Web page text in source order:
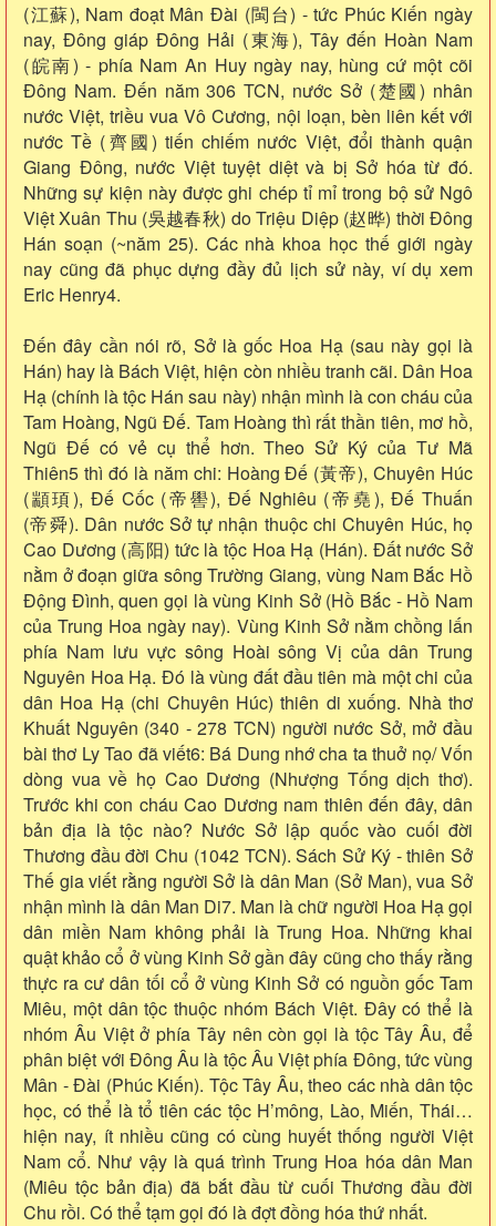
(江蘇), Nam đoạt Mân Đài (閩台) - tức Phúc Kiến ngày
nay, Đông giáp Đông Hải (東海), Tây đến Hoàn Nam
(皖南) - phía Nam An Huy ngày nay, hùng cứ một cõi
Đông Nam. Đến năm 306 TCN, nước Sở (楚國) nhân
nước Việt, triều vua Vô Cương, nội loạn, bèn liên kết với
nước Tề (齊國) tiến chiếm nước Việt, đổi thành quận
Giang Đông, nước Việt tuyệt diệt và bị Sở hóa từ đó.
Những sự kiện này được ghi chép tỉ mỉ trong bộ sử Ngô
Việt Xuân Thu (吳越春秋) do Triệu Diệp (赵晔) thời Đông
Hán soạn (~năm 25). Các nhà khoa học thế giới ngày
nay cũng đã phục dựng đầy đủ lịch sử này, ví dụ xem
Eric Henry4.
Đến đây cần nói rõ, Sở là gốc Hoa Hạ (sau này gọi là
Hán) hay là Bách Việt, hiện còn nhiều tranh cãi. Dân Hoa
Hạ (chính là tộc Hán sau này) nhận mình là con cháu của
Tam Hoàng, Ngũ Đế. Tam Hoàng thì rất thần tiên, mơ hồ,
Ngũ Đế có vẻ cụ thể hơn. Theo Sử Ký của Tư Mã
Thiên5 thì đó là năm chi: Hoàng Đế (黃帝), Chuyên Húc
(顓頊), Đế Cốc (帝嚳), Đế Nghiêu (帝堯), Đế Thuấn
(帝舜). Dân nước Sở tự nhận thuộc chi Chuyên Húc, họ
Cao Dương (高阳) tức là tộc Hoa Hạ (Hán). Đất nước Sở
nằm ở đoạn giữa sông Trường Giang, vùng Nam Bắc Hồ
Động Đình, quen gọi là vùng Kinh Sở (Hồ Bắc - Hồ Nam
của Trung Hoa ngày nay). Vùng Kinh Sở nằm chồng lấn
phía Nam lưu vực sông Hoài sông Vị của dân Trung
Nguyên Hoa Hạ. Đó là vùng đất đầu tiên mà một chi của
dân Hoa Hạ (chi Chuyên Húc) thiên di xuống. Nhà thơ
Khuất Nguyên (340 - 278 TCN) người nước Sở, mở đầu
bài thơ Ly Tao đã viết6: Bá Dung nhớ cha ta thuở nọ/ Vốn
dòng vua về họ Cao Dương (Nhượng Tống dịch thơ).
Trước khi con cháu Cao Dương nam thiên đến đây, dân
bản địa là tộc nào? Nước Sở lập quốc vào cuối đời
Thương đầu đời Chu (1042 TCN). Sách Sử Ký - thiên Sở
Thế gia viết rằng người Sở là dân Man (Sở Man), vua Sở
nhận mình là dân Man Di7. Man là chữ người Hoa Hạ gọi
dân miền Nam không phải là Trung Hoa. Những khai
quật khảo cổ ở vùng Kinh Sở gần đây cũng cho thấy rằng
thực ra cư dân tối cổ ở vùng Kinh Sở có nguồn gốc Tam
Miêu, một dân tộc thuộc nhóm Bách Việt. Đây có thể là
nhóm Âu Việt ở phía Tây nên còn gọi là tộc Tây Âu, để
phân biệt với Đông Âu là tộc Âu Việt phía Đông, tức vùng
Mân - Đài (Phúc Kiến). Tộc Tây Âu, theo các nhà dân tộc
học, có thể là tổ tiên các tộc H’mông, Lào, Miến, Thái…
hiện nay, ít nhiều cũng có cùng huyết thống người Việt
Nam cổ. Như vậy là quá trình Trung Hoa hóa dân Man
(Miêu tộc bản địa) đã bắt đầu từ cuối Thương đầu đời
Chu rồi. Có thể tạm gọi đó là đợt đồng hóa thứ nhất.